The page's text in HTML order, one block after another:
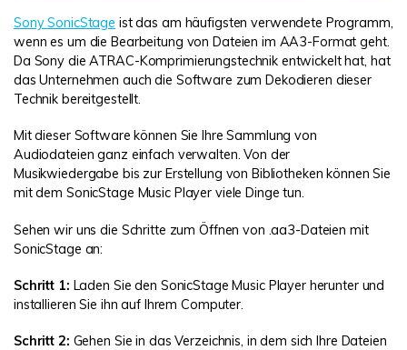
Sony SonicStage ist das am häufigsten verwendete Programm,
wenn es um die Bearbeitung von Dateien im AA3-Format geht.
Da Sony die ATRAC-Komprimierungstechnik entwickelt hat, hat
das Unternehmen auch die Software zum Dekodieren dieser
Technik bereitgestellt.
Mit dieser Software können Sie Ihre Sammlung von
Audiodateien ganz einfach verwalten. Von der
Musikwiedergabe bis zur Erstellung von Bibliotheken können Sie
mit dem SonicStage Music Player viele Dinge tun.
Sehen wir uns die Schritte zum Öffnen von .aa3-Dateien mit
SonicStage an:
Schritt 1: Laden Sie den SonicStage Music Player herunter und
installieren Sie ihn auf Ihrem Computer.
Schritt 2: Gehen Sie in das Verzeichnis, in dem sich Ihre Dateien